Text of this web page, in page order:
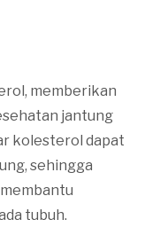
memberikan
jantung
kolesterol dapat
sehingga
tubuh.